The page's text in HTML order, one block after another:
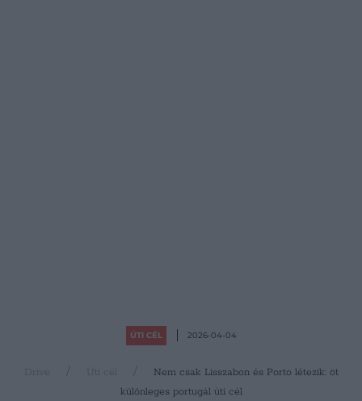
ÚTI CÉL 2026-04-04
Drive
Nem csak Lisszabon és Porto létezik: öt
különleges portugál úti cél